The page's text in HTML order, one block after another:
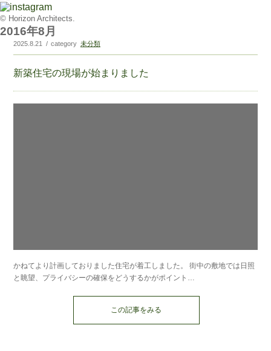
© Horizon Architects.
2016年8月
2025.8.21 category 未分類
新築住宅の現場が始まりました
かねてより計画しておりました住宅が着工しました。 街中の敷地では日照
と眺望、プライバシーの確保をどうするかがポイント…
この記事をみる